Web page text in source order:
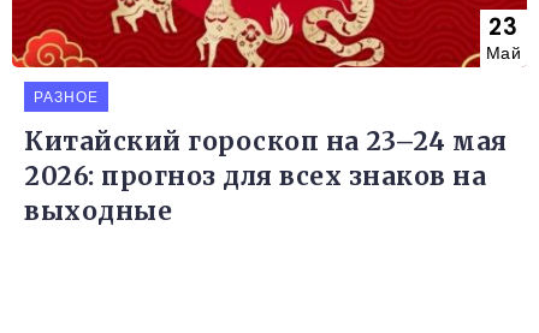
23
Май
РАЗНОЕ
Китайский гороскоп на 23–24 мая
2026: прогноз для всех знаков на
выходные